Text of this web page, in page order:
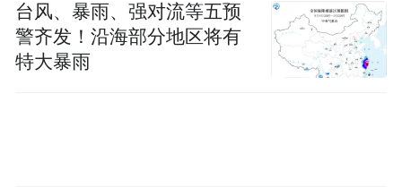
造“城市食堂”与“城市书房”。“十块钱两荤两
素，热乎又实惠，歇个脚还能看看书，政府
台风、暴雨、强对流等五预
警齐发！沿海部分地区将有
特大暴雨